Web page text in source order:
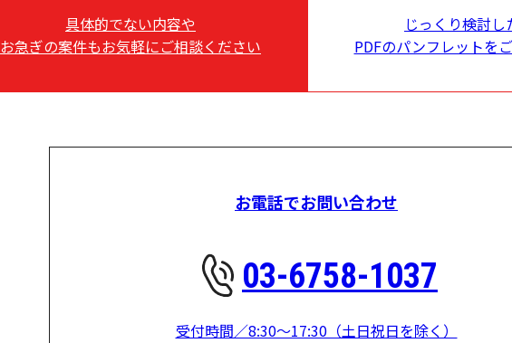
具体的でない内容や
お急ぎの案件もお気軽にご相談ください
じっくり検討し
PDFのパンフレットを
お電話でお問い合わせ
03-6758-1037
受付時間／8:30～17:30（土日祝日を除く）